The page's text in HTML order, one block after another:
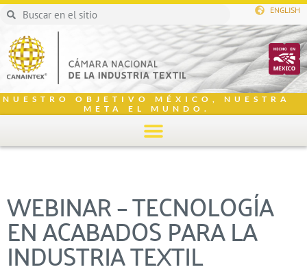
ENGLISH
NUESTRO OBJETIVO MÉXICO, NUESTRA
META EL MUNDO.
WEBINAR – TECNOLOGÍA
EN ACABADOS PARA LA
INDUSTRIA TEXTIL